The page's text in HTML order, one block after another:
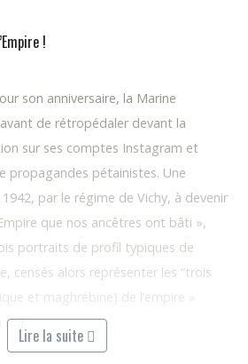
!
son anniversaire, la Marine
de rétropédaler devant la
sur ses comptes Instagram et
propagandes pétainistes. Une
par le régime de Vichy, à devenir
que nos ancêtres ont bâti »,
portraits de profil typiques de
censés alors représenter les “trois
et maghrébine) de l’empire »
(…)
Lire la suite